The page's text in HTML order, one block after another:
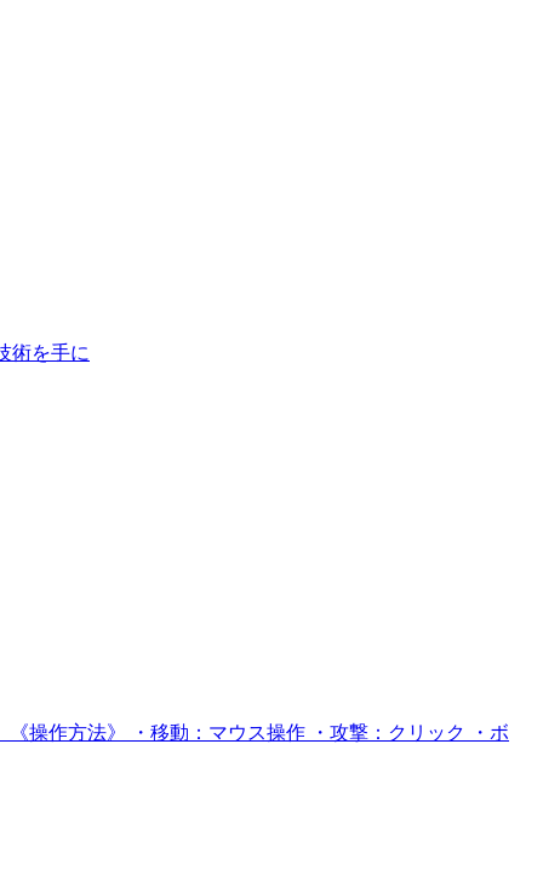
術を手に
操作方法》 ・移動：マウス操作 ・攻撃：クリック ・ボ